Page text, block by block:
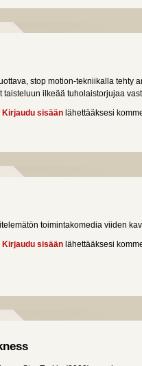
stop motion-tekniikalla tehty
taisteluun ilkeää tuholaistorjujaa
Boksitrollit
Kirjaudu sisään lähettääksesi
toimintakomedia viiden
World`s End, The
Kirjaudu sisään lähettääksesi